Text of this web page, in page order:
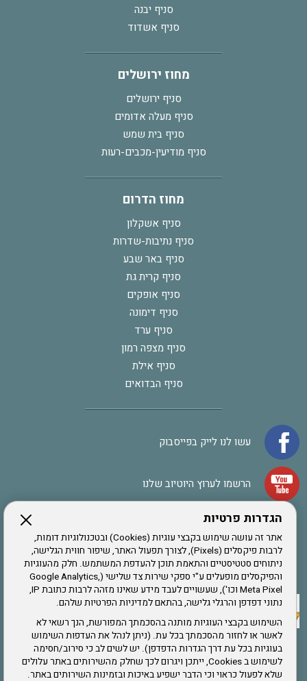
הגדרות פרטיות
אתר זה עושה שימוש בקבצי עוגיות (Cookies) ובטכנולוגיות דומות,
לרבות פיקסלים (Pixels), לצורך תפעול האתר, שיפור חווית הגלישה,
ניתוחים סטטיסטיים והתאמת תוכן להעדפת המשתמש. חלק מהעוגיות
והפיקסלים מופעלים ע"י ספקי שירות צד שלישי (Google Analytics,
Meta Pixel וכו'), שעשויים לעבד מידע שאינו מזהה לרבות כתובת IP,
נתוני דפדפן והרגלי גלישה, בהתאם למדיניות הפרטיות שלהם.
השימוש בקבצי העוגיות מותנה בהסכמתך המפורשת, הנך רשאי לא
לאשר או לחזור מהסכמתך בכל עת. (ניתן לנהל את העדפות השימוש
בעוגיות בכל עת דרך הגדרות הדפדפן). יש לשים לב כי סירוב/חסימה
לשימוש ב Cookies, ייתכן ויגרום לכך שחלק מהשירותים באתר עלולים
שלא לפעול כראוי וכי הדבר ישפיע באיכות ובזמינות השירותים באתר.
סניף יבנה
סניף אשדוד
מחוז ירושלים
סניף ירושלים
סניף מעלה אדומים
סניף בית שמש
סניף מודיעין-מכבים-רעות
מחוז הדרום
סניף אשקלון
סניף נתיבות-שדרות
סניף באר שבע
סניף קרית גת
סניף אופקים
סניף דימונה
סניף ערד
סניף מצפה רמון
סניף אילת
סניף הבדואים
עשו לנו לייק בפייסבוק
הרשמו לערוץ היוטיוב שלנו
אתר צה"ל
תקנון האתר
שירותים